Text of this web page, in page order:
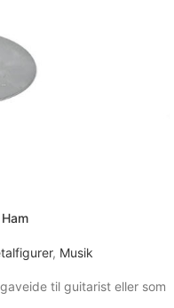
, Musik
til guitarist eller som